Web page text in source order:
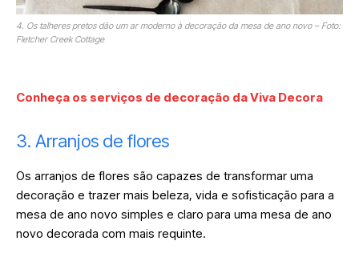
4. Os talheres pretos dão um ar moderno à decoração da mesa de ano novo – Foto:
Fletcher Creek Cottage
Conheça os serviços de decoração da Viva Decora
3. Arranjos de flores
Os arranjos de flores são capazes de transformar uma
decoração e trazer mais beleza, vida e sofisticação para a
mesa de ano novo simples e claro para uma mesa de ano
novo decorada com mais requinte.